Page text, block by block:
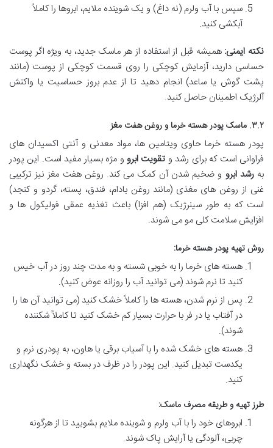
سپس با آب ولرم (نه داغ) و یک شوینده ملایم، ابروها را کاملاً
آبکشی کنید.
نکته ایمنی: همیشه قبل از استفاده از هر ماسک جدید، به ویژه اگر پوست
حساسی دارید، آزمایش کوچکی را روی قسمت کوچکی از پوست (مانند
پشت گوش یا ساعد) انجام دهید تا از عدم بروز حساسیت یا واکنش
آلرژیک اطمینان حاصل کنید.
۳.۲. ماسک پودر هسته خرما و روغن هفت مغز
پودر هسته خرما حاوی ویتامین ها، مواد معدنی و آنتی اکسیدان های
فراوانی است که برای رشد و تقویت ابرو و مژه بسیار مفید است. این پودر
بهرشد ابرو و ضخیم شدن آن کمک می کند. روغن هفت مغز نیز ترکیبی
غنی از روغن های مغذی (مانند روغن بادام، فندق، پسته، گردو و کنجد)
است که به طور سینرژیک (هم افزا) باعث تغذیه عمقی فولیکول ها و
افزایش سلامت کلی مو می شوند.
روش تهیه پودر هسته خرما:
هسته های خرما را به خوبی شسته و به مدت چند روز در آب خیس
کنید تا نرم شوند (می توانید آب را روزانه عوض کنید).
پس از نرم شدن، هسته ها را کاملاً خشک کنید (می توانید آن ها را
در آفتاب یا در فر با حرارت بسیار کم خشک کنید تا کاملاً شکننده
شوند).
هسته های خشک شده را با آسیاب برقی یا هاون، به پودری نرم و
یکدست تبدیل کنید. این پودر را در ظرف در بسته و خشک نگهداری
کنید.
طرز تهیه و طریقه مصرف ماسک:
ابروهای خود را با آب ولرم و شوینده ملایم بشویید تا از هرگونه
چربی، آلودگی یا آرایش پاک شوند.